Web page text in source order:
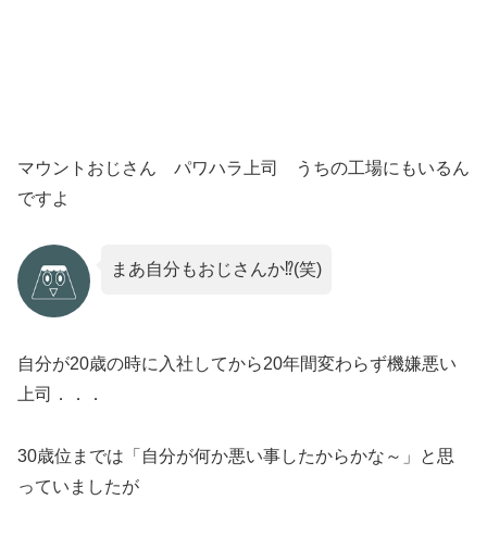
マウントおじさん パワハラ上司 うちの工場にもいるん
ですよ
まあ自分もおじさんか⁉(笑)
自分が20歳の時に入社してから20年間変わらず機嫌悪い
上司．．．
30歳位までは「自分が何か悪い事したからかな～」と思
っていましたが